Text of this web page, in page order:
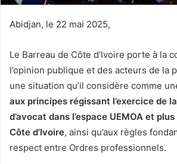
Abidjan, le 22 mai 2025,
Le Barreau de Côte d’Ivoire porte à la
l’opinion publique et des acteurs de la
une situation qu’il considère comme
aux principes régissant l’exercice de
d’avocat dans l’espace UEMOA et
Côte d’Ivoire, ainsi qu’aux règles
respect entre Ordres professionnels.